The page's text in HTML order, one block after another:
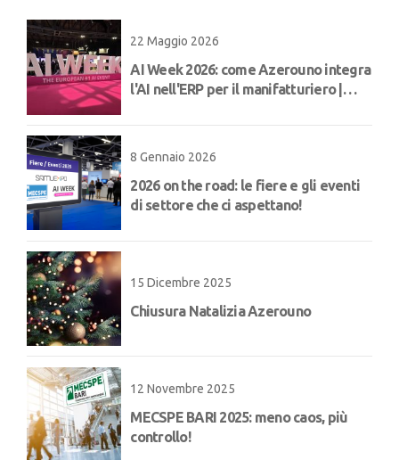
22 Maggio 2026
AI Week 2026: come Azerouno integra
l'AI nell'ERP per il manifatturiero |
8 Gennaio 2026
2026 on the road: le fiere e gli eventi
di settore che ci aspettano!
15 Dicembre 2025
Chiusura Natalizia Azerouno
12 Novembre 2025
MECSPE BARI 2025: meno caos, più
controllo!